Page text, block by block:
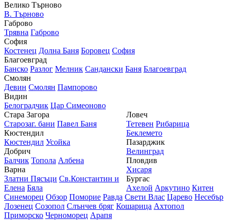
Велико Търново
В. Търново
Габрово
Трявна Габрово
София
Костенец Долна Баня Боровец София
Благоевград
Банско Разлог Мелник Сандански Баня Благоевград
Смолян
Девин Смолян Пампорово
Видин
Белоградчик Цар Симеоново
Стара Загора
Старозаг. бани Павел Баня
Кюстендил
Кюстендил Усойка
Добрич
Балчик Топола Албена
Варна
Златни Пясъци Св.Константин и
Елена Бяла
Ловеч
Тетевен Рибарица
Беклемето
Пазарджик
Велинград
Пловдив
Хисаря
Бургас
Ахелой Аркутино Китен
Синеморец Обзор Поморие Равда Свети Влас Царево Несебър
Лозенец Созопол Слънчев бряг Кошарица Ахтопол
Приморско Черноморец Арапя